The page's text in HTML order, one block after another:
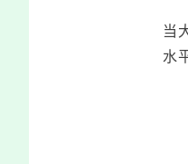
当
水